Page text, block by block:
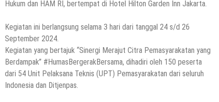
Hukum dan HAM RI, bertempat di Hotel Hilton Garden Inn Jakarta.
Kegiatan ini berlangsung selama 3 hari dari tanggal 24 s/d 26
September 2024.
Kegiatan yang bertajuk “Sinergi Merajut Citra Pemasyarakatan yang
Berdampak” #HumasBergerakBersama, dihadiri oleh 150 peserta
dari 54 Unit Pelaksana Teknis (UPT) Pemasyarakatan dari seluruh
Indonesia dan Ditjenpas.